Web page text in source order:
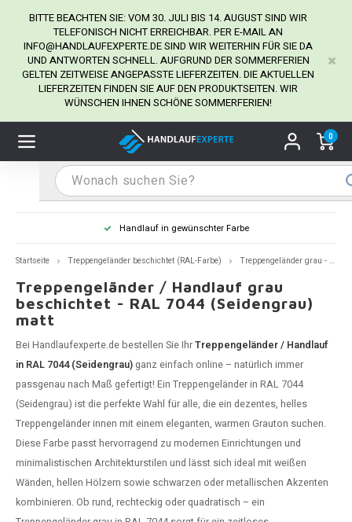
Hauptmenü / Handlauf
Handlauf
Edelstahl
schwarz
weiß
in RAL Farbe nach Wunsch
Stahl
Schmiedeeisen
Gunmetal Optik
Bronze Optik
Hauptmenü / Handlaufhalter
Handlaufhalter
Edelstahl
schwarz
Stahl
in RAL Farbe nach Wunsch
Hauptmenü / Extra
Extra
mit Gehrungswinkeln
& Gewindebohrer
Hauptmenü / Tipps & Tricks
Tipps & Tricks
Ausmessen
Montieren
BITTE BEACHTEN SIE: VOM 30. JULI BIS 14. AUGUST SIND WIR
TELEFONISCH NICHT ERREICHBAR. PER E-MAIL AN
INFO@HANDLAUFEXPERTE.DESIND WIR WEITERHIN FÜR SIE DA
UND ANTWORTEN SCHNELL. AUFGRUND DER SOMMERFERIEN
GELTEN ZEITWEISE ANGEPASSTE LIEFERZEITEN. DIE AKTUELLEN
LIEFERZEITEN FINDEN SIE AUF DEN PRODUKTSEITEN. WIR
WÜNSCHEN IHNEN SCHÖNE SOMMERFERIEN!
0
Handlauf in gewünschter Farbe
Startseite Treppengeländer beschichtet (RAL-Farbe) Treppengeländer grau - RAL-7044
Treppengeländer / Handlauf grau
beschichtet - RAL 7044 (Seidengrau)
matt
Bei Handlaufexperte.de bestellen Sie IhrTreppengeländer / Handlauf
in RAL 7044 (Seidengrau)ganz einfach online – natürlich immer
passgenau nach Maß gefertigt! Ein Treppengeländer in RAL 7044
(Seidengrau) ist die perfekte Wahl für alle, die ein dezentes, helles
Treppengeländer innen mit einem eleganten, warmen Grauton suchen.
Diese Farbe passt hervorragend zu modernen Einrichtungen und
minimalistischen Architekturstilen und lässt sich ideal mit weißen
Wänden, hellen Hölzern sowie schwarzen oder metallischen Akzenten
kombinieren. Ob rund, rechteckig oder quadratisch – ein